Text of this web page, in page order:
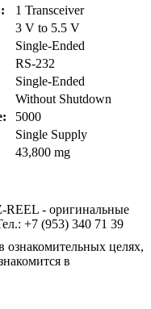
1 Transceiver
3 V to 5.5 V
Single-Ended
RS-232
Single-Ended
Without Shutdown
5000
Single Supply
43,800 mg
- оригинальные
+7 (953) 340 71 39
целях,
в